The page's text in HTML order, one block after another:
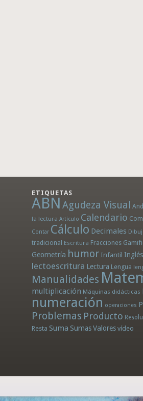
ETIQUETAS
ABN Agudeza Visual
la lectura Artículo Calendario
Contar Cálculo Decimales
tradicional Escritura Fracciones
Geometría humor Infantil Inglés
lectoescritura Lectura Lengua
Manualidades
multiplicación Máquinas didácticas
numeración operaciones
Problemas Producto
Resta Suma SumasValores vídeo